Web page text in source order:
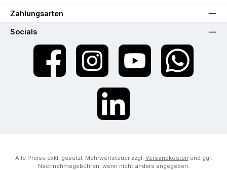
Zahlungsarten
Socials
Facebook Instagram YouTube WhatsApp
LinkedIn
Alle Preise exkl. gesetzl. Mehrwertsteuer zzgl. Versandkosten und ggf.
Nachnahmegebühren, wenn nicht anders angegeben.